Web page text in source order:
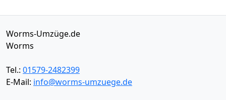
Worms-Umzüge.de
Worms
Tel.: 01579-2482399
E-Mail: info@worms-umzuege.de